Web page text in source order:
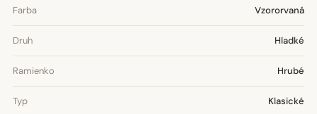
Farba Vzororvaná
Druh Hladké
Ramienko Hrubé
Typ Klasické